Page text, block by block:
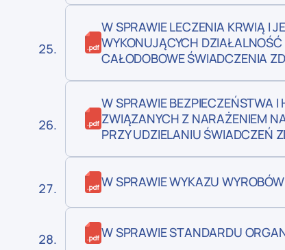
W SPRAWIE LECZENIA KRWIĄ I
WYKONUJĄCYCH
CAŁODOBOWE ŚWIADCZENIA
W SPRAWIE BEZPIECZEŃSTWA I
ZWIĄZANYCH Z NARAŻENIEM
PRZY UDZIELANIU ŚWIADCZEŃ
W SPRAWIE WYKAZU
W SPRAWIE STANDARDU